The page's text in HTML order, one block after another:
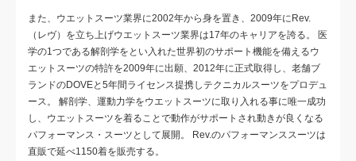
また、ウエットスーツ業界に2002年から身を置き、2009年にRev.
（レヴ）を立ち上げウエットスーツ業界は17年のキャリアを誇る。 医
学の1つである解剖学をとい入れた世界初のサポート機能を備えるウ
エットスーツの特許を2009年に出願、2012年に正式取得し、老舗ブ
ランドのDOVEと5年間ライセンス提携しテクニカルスーツをプロデュ
ース。 解剖学、運動力学をウエットスーツに取り入れる事に唯一成功
し、ウエットスーツを着ることで動作がサポートされ動きが良くなる
パフォーマンス・スーツとして展開。 Rev.のパフォーマンススーツは
直販で延べ1150着を販売する。